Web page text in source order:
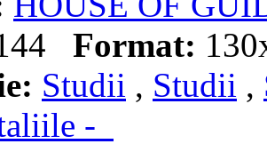
Format:
Studii , Studii ,
-